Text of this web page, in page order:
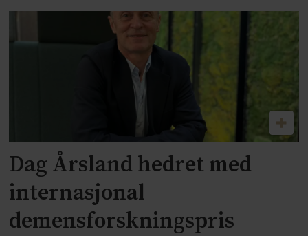
Dag Årsland hedret med
internasjonal
demensforskningspris